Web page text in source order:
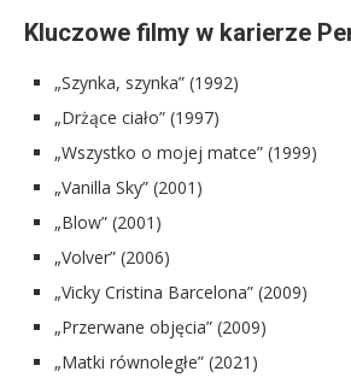
Kluczowe filmy w karierze
„Szynka, szynka” (1992)
„Drżące ciało” (1997)
„Wszystko o mojej matce” (1999)
„Vanilla Sky” (2001)
„Blow” (2001)
„Volver” (2006)
„Vicky Cristina Barcelona” (2009)
„Przerwane objęcia” (2009)
„Matki równoległe” (2021)